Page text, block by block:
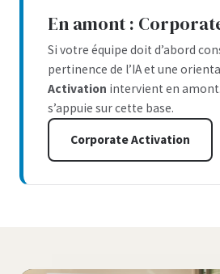
En amont :
Si votre équipe doit d’abord
pertinence de l’IA et une
Activation intervient en
s’appuie sur cette base.
Corporate Activation